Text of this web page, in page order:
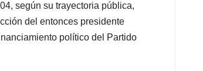
según su trayectoria pública,
del entonces presidente
político del Partido